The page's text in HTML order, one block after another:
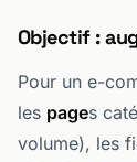
Objectif :
Pour un e-
les pages
volume), les